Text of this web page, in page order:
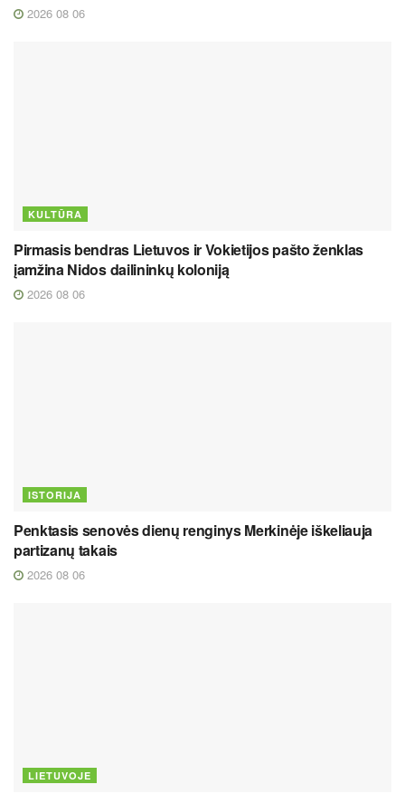
2026 08 06
KULTŪRA
Pirmasis bendras Lietuvos ir Vokietijos pašto ženklas
įamžina Nidos dailininkų koloniją
2026 08 06
ISTORIJA
Penktasis senovės dienų renginys Merkinėje iškeliauja
partizanų takais
2026 08 06
LIETUVOJE